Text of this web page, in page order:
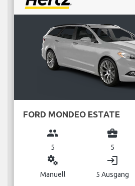
FORD MONDEO ESTATE
group
5
business_center
5
miscellaneous_services
Manuell
login
5 Ausgang